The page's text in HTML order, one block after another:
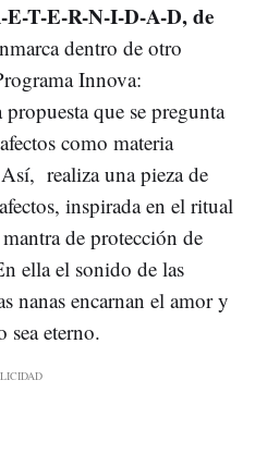
T-E-R-N-I-D-A-D, de
dentro de otro
Innova:
que se pregunta
como materia
realiza una pieza de
inspirada en el ritual
de protección de
ella el sonido de las
nanas encarnan el amor y
sea eterno.